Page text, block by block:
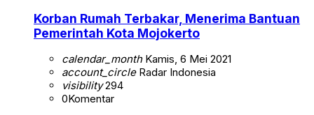
Korban Rumah Terbakar, Menerima Bantuan
Pemerintah Kota Mojokerto
calendar_monthKamis, 6 Mei 2021
account_circleRadar Indonesia
visibility294
0Komentar